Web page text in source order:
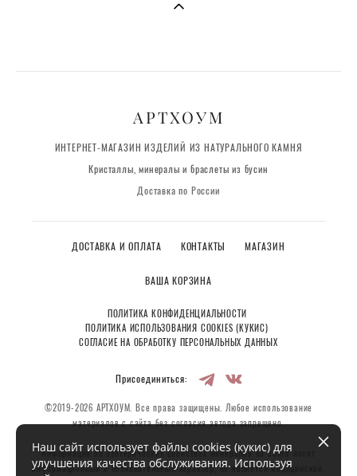
АРТХОУМ
ИНТЕРНЕТ-МАГАЗИН ИЗДЕЛИЙ ИЗ НАТУРАЛЬНОГО КАМНЯ
Кристаллы, минералы и браслеты из бусин
Доставка по России
ДОСТАВКА И ОПЛАТА КОНТАКТЫ МАГАЗИН
ВАША КОРЗИНА
ПОЛИТИКА КОНФИДЕНЦИАЛЬНОСТИ
ПОЛИТИКА ИСПОЛЬЗОВАНИЯ COOKIES (КУКИС)
СОГЛАСИЕ НА ОБРАБОТКУ ПЕРСОНАЛЬНЫХ ДАННЫХ
Присоединиться:
©2019-2026 АРТХОУМ. Все права защищены. Любое использование
материалов с сайта без согласия автора запрещено.
Информация об эзотерических свойствах минералов на сайте носит
информационный и познавательный характер, не является медицинской,
Наш сайт использует файлы cookies (кукис) для
улучшения качества обслуживания. Используя